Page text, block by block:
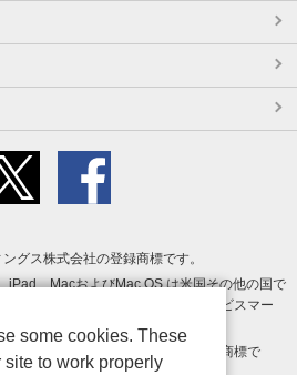
グス株式会社の登録商標です。
、MacおよびMac OS は米国その他の国で
す。App Store は Apple Inc. のサービスマー
Google Play ロゴ は Google LLC の商標で
some cookies. These
to work properly